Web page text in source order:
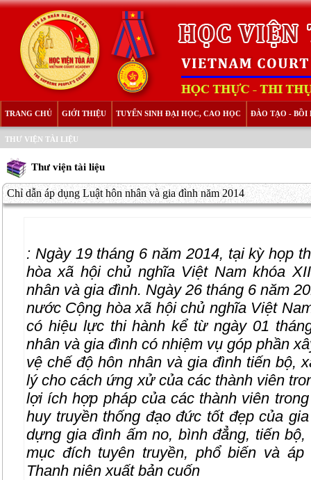
TRANG CHỦ GIỚI THIỆU TUYỂN SINH ĐẠI HỌC, CAO HỌC ĐÀO TẠO - BỒI
THƯ VIỆN TÀI LIỆU
Thư viện tài liệu
Chỉ dẫn áp dụng Luật hôn nhân và gia đình năm 2014
: Ngày 19 tháng 6 năm 2014, tại kỳ họp
hòa xã hội chủ nghĩa Việt Nam khóa
nhân và gia đình. Ngày 26 tháng 6 năm
nước Cộng hòa xã hội chủ nghĩa Việt
có hiệu lực thi hành kể từ ngày 01
nhân và gia đình có nhiệm vụ góp phần
vệ chế độ hôn nhân và gia đình tiến bộ,
lý cho cách ứng xử của các thành viên
lợi ích hợp pháp của các thành viên
huy truyền thống đạo đức tốt đẹp của
dựng gia đình ấm no, bình đẳng, tiến
mục đích tuyên truyền, phổ biến và
Thanh niên xuất bản cuốn